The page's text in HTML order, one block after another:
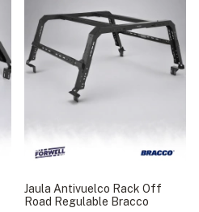
Jaula Antivuelco Rack Off
Road Regulable Bracco